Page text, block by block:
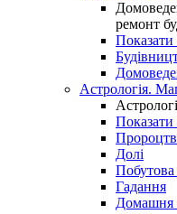
ремонт
Показати
Астрологія.
Показати
Долі
Побутова
Гадання
Домашня